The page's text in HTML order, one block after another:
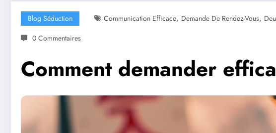
Blog Séduction Communication Efficace, Demande De Rendez-Vous,
0 Commentaires
Comment demander